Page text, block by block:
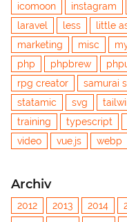
icomoon
instagram
laravel
less little
marketing
misc
php
phpbrew
rpg creator
samurai
statamic
svg
training
typescript
video
vue.js webp
Archiv
2012 2013 2014